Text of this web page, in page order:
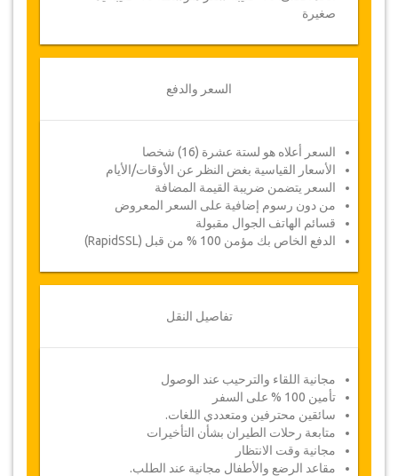
صغيرة
السعر والدفع
السعر أعلاه هو لستة عشرة (16) شخصا
الأسعار القياسية بغض النظر عن الأوقات/الأيام
السعر يتضمن ضريبة القيمة المضافة
من دون رسوم إضافية على السعر المعروض
قسائم الهاتف الجوال مقبولة
الدفع الخاص بك مؤمن 100 % من قبل (RapidSSL)
تفاصيل النقل
مجانية اللقاء والترحيب عند الوصول
تأمين 100 % على السفر
سائقين محترفين ومتعددي اللغات.
متابعة رحلات الطيران بشأن التأخيرات
مجانية وقت الانتظار
مقاعد الرضع والأطفال مجانية عند الطلب.